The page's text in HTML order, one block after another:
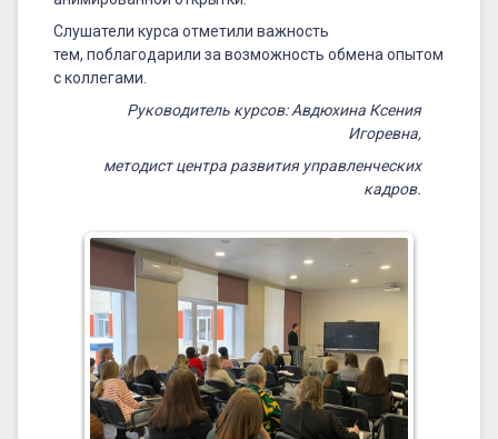
Слушатели курса отметили важность
тем, поблагодарили за возможность обмена опытом
с коллегами.
Руководитель курсов: Авдюхина Ксения
Игоревна,
методист центра развития управленческих
кадров.